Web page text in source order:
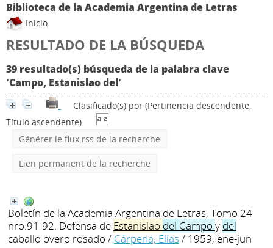
Biblioteca de la Academia Argentina de Letras
Inicio
RESULTADO DE LA BÚSQUEDA
39 resultado(s) búsqueda de la palabra clave
'Campo, Estanislao del'
Clasificado(s) por (Pertinencia descendente,
Título ascendente)
Générer le flux rss de la recherche
Lien permanent de la recherche
Boletín de la Academia Argentina de Letras, Tomo 24
nro.91-92. Defensa de Estanislao del Campo y del
caballo overo rosado / Cárpena, Elías / 1959, ene-jun